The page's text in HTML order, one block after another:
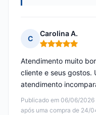
C
Carolina A.
Nota: 5 em 5
Publicado em 06/06/2026
após uma compra de 24/
Atendimento muito
cliente e seus gostos.
atendimento